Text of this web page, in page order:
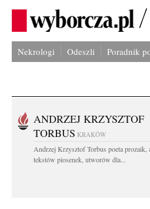
Nekrologi Odeszli Poradnik
ANDRZEJ KRZYSZTOF
TORBUS KRAKÓW
Andrzej Krzysztof Torbus poeta prozaik,
tekstów piosenek, utworów dla...